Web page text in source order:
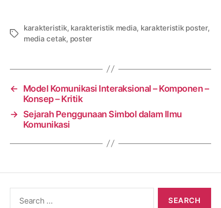
Tags
karakteristik, karakteristik media, karakteristik poster,
media cetak, poster
←
Model Komunikasi Interaksional – Komponen –
Konsep – Kritik
→ Sejarah Penggunaan Simbol dalam Ilmu
Komunikasi